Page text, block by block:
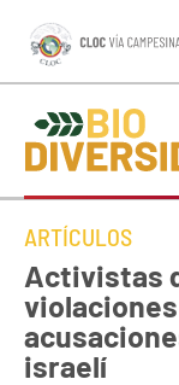
ARTÍCULOS
Activistas
israelí